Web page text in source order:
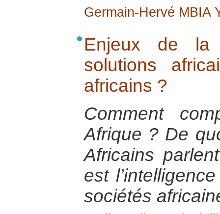
Germain-Hervé MBIA
Enjeux de
solutions
africains ?
Comment
Afrique ? De
Africains
est
sociétés